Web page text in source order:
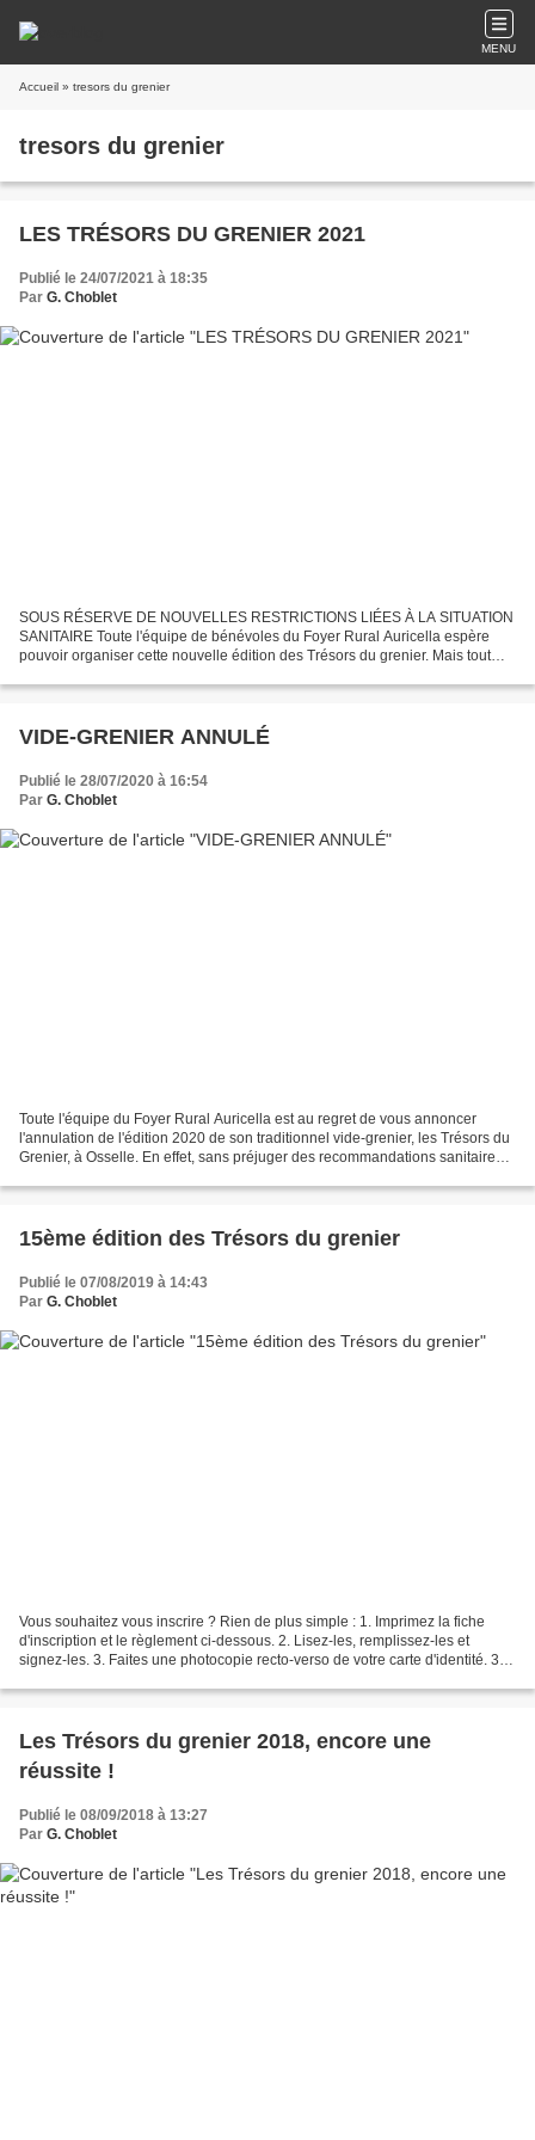
MENU
Accueil » tresors du grenier
tresors du grenier
LES TRÉSORS DU GRENIER 2021
Publié le 24/07/2021 à 18:35
Par G. Choblet
SOUS RÉSERVE DE NOUVELLES RESTRICTIONS LIÉES À LA SITUATION
SANITAIRE Toute l'équipe de bénévoles du Foyer Rural Auricella espère
pouvoir organiser cette nouvelle édition des Trésors du grenier. Mais tout
VIDE-GRENIER ANNULÉ
Publié le 28/07/2020 à 16:54
Par G. Choblet
Toute l'équipe du Foyer Rural Auricella est au regret de vous annoncer
l'annulation de l'édition 2020 de son traditionnel vide-grenier, les Trésors du
Grenier, à Osselle. En effet, sans préjuger des recommandations sanitaires
15ème édition des Trésors du grenier
Publié le 07/08/2019 à 14:43
Par G. Choblet
Vous souhaitez vous inscrire ? Rien de plus simple : 1. Imprimez la fiche
d'inscription et le règlement ci-dessous. 2. Lisez-les, remplissez-les et
signez-les. 3. Faites une photocopie recto-verso de votre carte d'identité. 3.
Les Trésors du grenier 2018, encore une
réussite !
Publié le 08/09/2018 à 13:27
Par G. Choblet